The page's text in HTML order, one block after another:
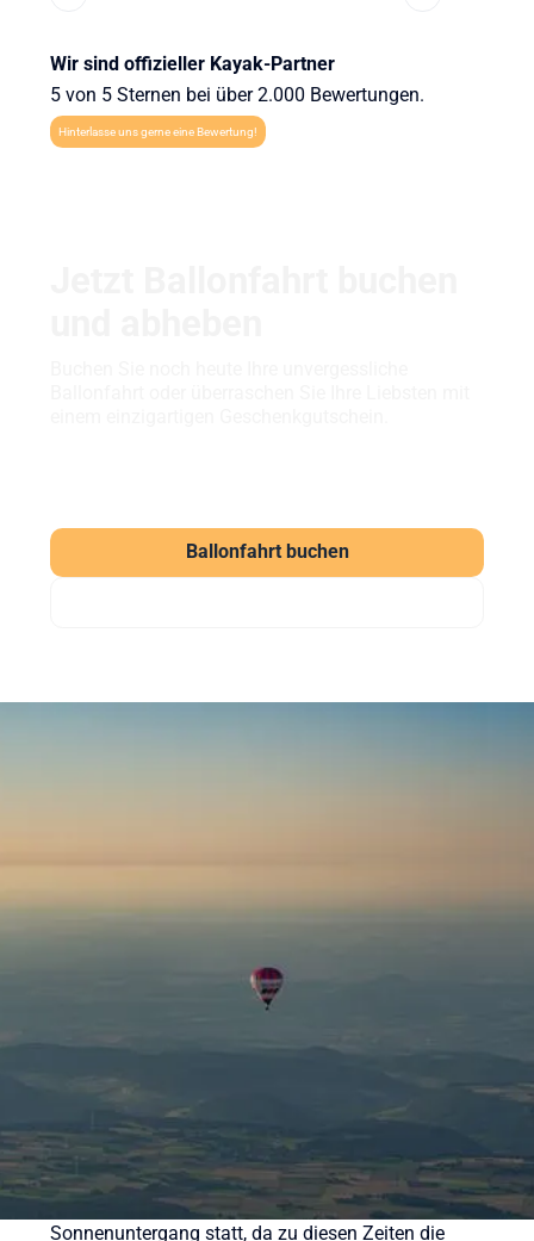
Wir sind offizieller Kayak-Partner
5 von 5 Sternen bei über 2.000 Bewertungen.
Hinterlasse uns gerne eine Bewertung!
Ballonfahrt buchen
verschiedene Pakete für unsere Ballonfahrten an,
sehen Sie sich gerne auf der Webseite um.
90 Minuten, das gesamte Erlebnis inklusive
Vorbereitung und Taufe dauert ca. 3-4 Stunden.
Wann ist die beste Zeit für eine Ballonfahrt?
Ballonfahrten finden meist früh morgens nach
Sonnenaufgang oder am späten Nachmittag vor
Sonnenuntergang statt, da zu diesen Zeiten die